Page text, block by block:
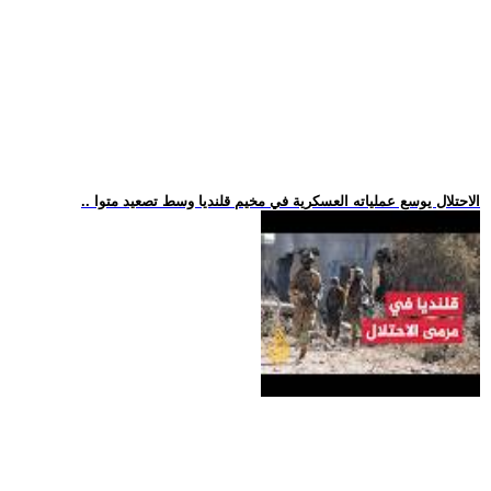
.. الاحتلال يوسع عملياته العسكرية في مخيم قلنديا وسط تصعيد متوا